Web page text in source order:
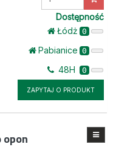
Dostępność
Łódż 0
Pabianice 0
48H 0
ZAPYTAJ O PRODUKT
opon